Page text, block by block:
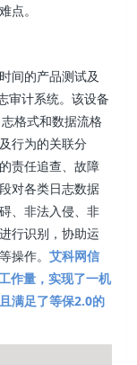
点。
间的产品测试及
审计系统。该设备
格式和数据流格
行为的关联分
责任追查、故障
对各类日志数据
、非法入侵、非
行识别，协助运
操作。艾科网信
作量，实现了一机
满足了等保2.0的